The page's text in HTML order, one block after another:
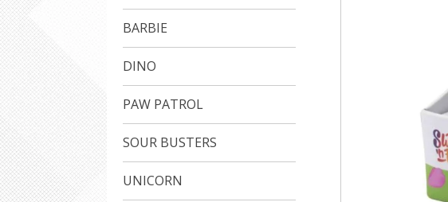
BARBIE
DINO
PAW PATROL
SOUR BUSTERS
UNICORN